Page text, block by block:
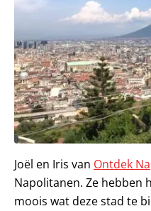
Joël en Iris van Ontdek
Napolitanen. Ze hebben
moois wat deze stad te